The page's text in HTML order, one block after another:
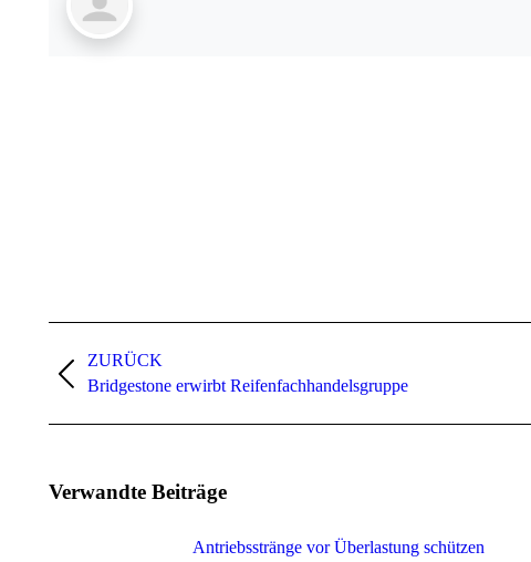
ZURÜCK
Vorheriger
Beitrag:
Bridgestone erwirbt Reifenfachhandelsgruppe
Verwandte Beiträge
Antriebsstränge vor Überlastung schützen